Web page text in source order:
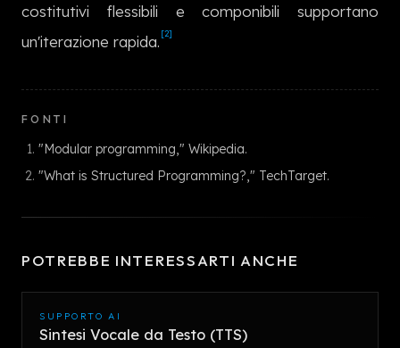
costitutivi flessibili e componibili supportano
un'iterazione rapida. [2]
FONTI
"Modular programming," Wikipedia.
"What is Structured Programming?," TechTarget.
POTREBBE INTERESSARTI ANCHE
SUPPORTO AI
Sintesi Vocale da Testo (TTS)